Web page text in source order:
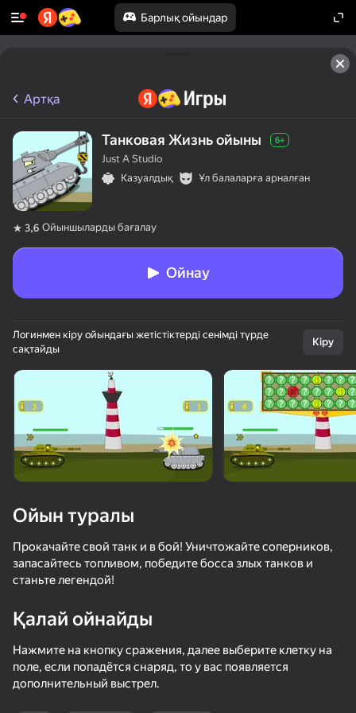
Барлық ойындар
Құрылғыны бұрыңыз
Ойын тек көлденең
бағдарда ғана істейді
ОЙНАУ
Артқа
Танковая Жизнь ойыны 6+
Just A Studio
Казуалдық
Ұл балаларға арналған
3,6 Ойыншыларды бағалау
Ойнау
Логинмен кіру ойындағы жетістіктерді сенімді түрде
сақтайды
Кіру
Ойын туралы
Прокачайте свой танк и в бой! Уничтожайте соперников,
запасайтесь топливом, победите босса злых танков и
станьте легендой!
Қалай ойнайды
Нажмите на кнопку сражения, далее выберите клетку на
поле, если попадётся снаряд, то у вас появляется
дополнительный выстрел.